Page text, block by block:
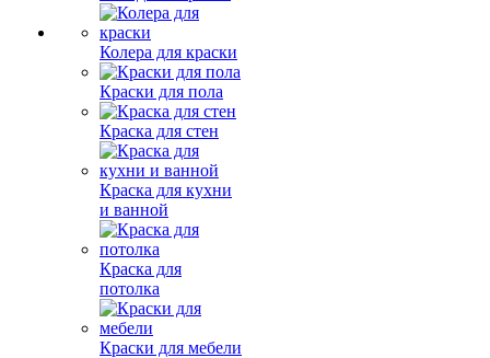
Колера для краски
Краски для пола
Краска для стен
Краска для кухни
и ванной
Краска для
потолка
Краски для мебели